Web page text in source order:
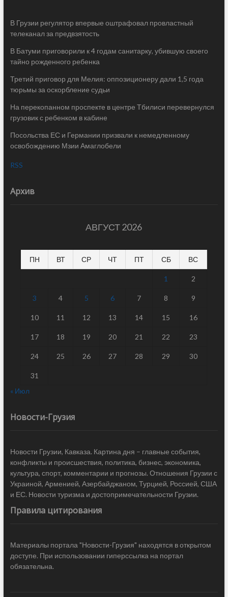
В Грузии регулятор впервые оштрафовал провластный
телеканал за предвзятость
В Батуми приговорили к 4 годам санитарку, убившую своего
тайно рожденного ребенка
Третий приговор для Мелия: оппозиционеру дали 1,5 года
тюрьмы за оскорбление судьи
На перекопанном проспекте в центре Тбилиси перевернулся
грузовик с ребенком в кабине
Посольства ЕС и Германии призвали к немедленному
освобождению Мзии Амаглобели
RSS
Архив
АВГУСТ 2026
ПН ВТ СР ЧТ ПТ СБ ВС
1 2
3 4 5 6 7 8 9
10 11 12 13 14 15 16
17 18 19 20 21 22 23
24 25 26 27 28 29 30
31
« Июл
Новости-Грузия
Новости Грузии, Кавказа. Картина дня – главные события,
конфликты и происшествия, политика, бизнес, экономика,
культура, спорт, комментарии и прогнозы. Отношения Грузии с
Украиной, Арменией, Азербайджаном, Турцией, Россией, США
и ЕС. Новости туризма и достопримечательности Грузии.
Правила цитирования
Материалы портала "Новости-Грузия" находятся в открытом
доступе. При использовании гиперссылка на портал
обязательна.